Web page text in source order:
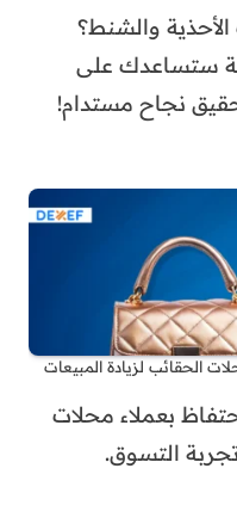
والشنط؟
ستساعدك على
نجاح مستدام!
الحقائب لزيادة المبيعات
بعملاء محلات
التسوق.